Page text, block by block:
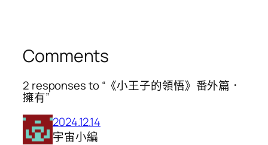
Comments
2 responses to “《小王子的領悟》番外篇．
擁有”
2024.12.14
宇宙小編